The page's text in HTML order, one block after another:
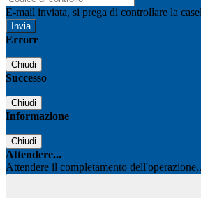
E-mail inviata, si prega di controllare la
Errore
Chiudi
Successo
Chiudi
Informazione
Chiudi
Attendere...
Attendere il completamento